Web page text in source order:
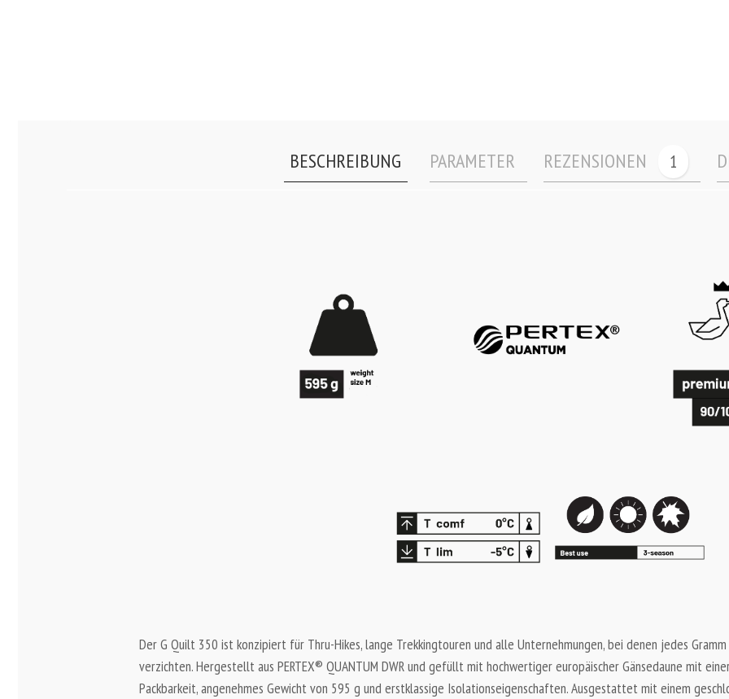
BESCHREIBUNG PARAMETER REZENSIONEN 1
Der G Quilt 350 ist konzipiert für Thru-Hikes, lange Trekkingtouren und alle Unternehmungen, bei denen jedes
verzichten. Hergestellt aus PERTEX® QUANTUM DWR und gefüllt mit hochwertiger europäischer Gänsedaune mit
Packbarkeit, angenehmes Gewicht von 595 g und erstklassige Isolationseigenschaften. Ausgestattet mit einem